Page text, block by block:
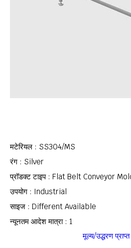
मटेरियल : SS304/MS
रंग : Silver
प्रॉडक्ट टाइप : Flat Belt Conveyor
उपयोग : Industrial
साइज : Different Available
न्यूनतम आदेश मात्रा : 1
मूल्य/उद्धरण